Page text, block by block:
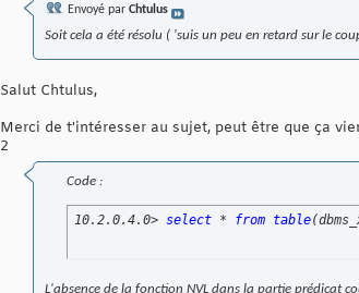
Envoyé par Chtulus
Soit cela a été résolu ( 'suis un peu en retard sur le
Salut Chtulus,
Merci de t'intéresser au sujet, peut être que ça
2
Code :
10.2.0.4.0> select * from table(
L'absence de la fonction NVL dans la partie prédicat